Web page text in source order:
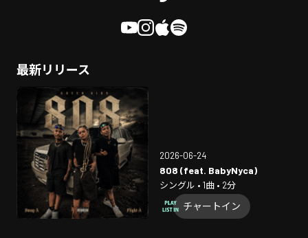
最新リリース
2026-06-24
808 (feat. BabyNyca)
シングル • 1曲 • 2分
チャートイン